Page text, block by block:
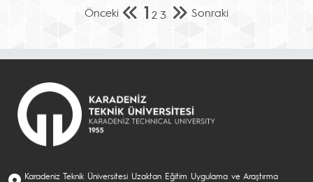
Önceki 1 23 Sonraki
Karadeniz Teknik Üniversitesi Uzaktan Eğitim Uygulama ve Araştırma